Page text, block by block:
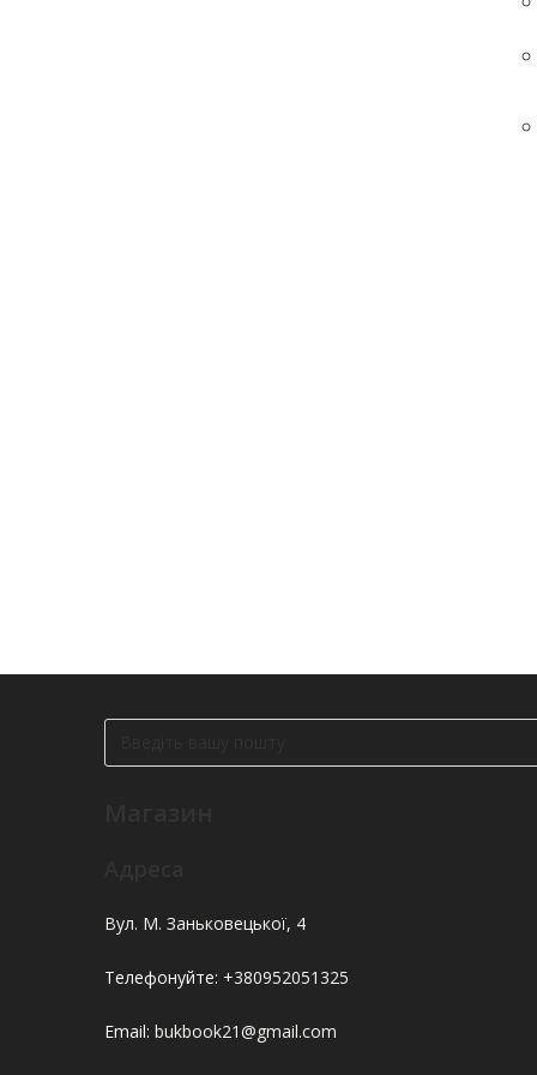
Вул. М. Заньковецької, 4
Телефонуйте: +380952051325
Email: bukbook21@gmail.com